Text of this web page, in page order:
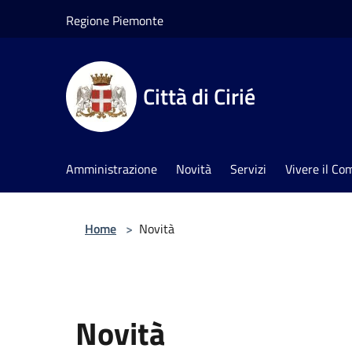
Regione Piemonte
Città di Cirié
Amministrazione Novità Servizi Vivere il
Home > Novità
Novità